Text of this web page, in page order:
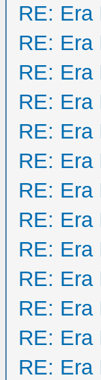
RE: Era
RE: Era
RE: Era
RE: Era
RE: Era
RE: Era
RE: Era
RE: Era
RE: Era
RE: Era
RE: Era
RE: Era
RE: Era